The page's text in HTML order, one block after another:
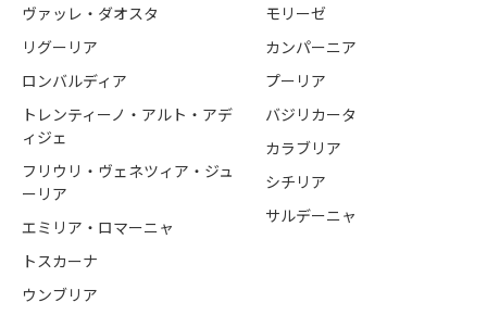
ヴァッレ・ダオスタ
リグーリア
ロンバルディア
トレンティーノ・アルト・アデ
ィジェ
フリウリ・ヴェネツィア・ジュ
ーリア
エミリア・ロマーニャ
トスカーナ
ウンブリア
モリーゼ
カンパーニア
プーリア
バジリカータ
カラブリア
シチリア
サルデーニャ